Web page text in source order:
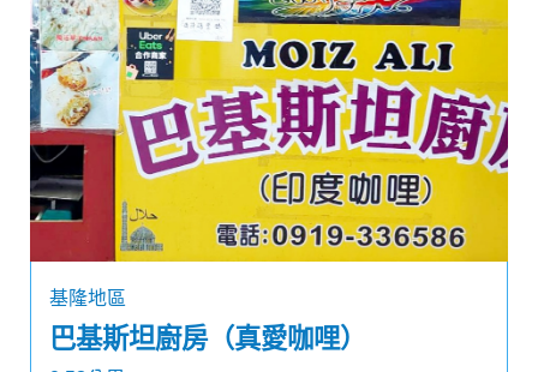
基隆地區
巴基斯坦廚房（真愛咖哩）